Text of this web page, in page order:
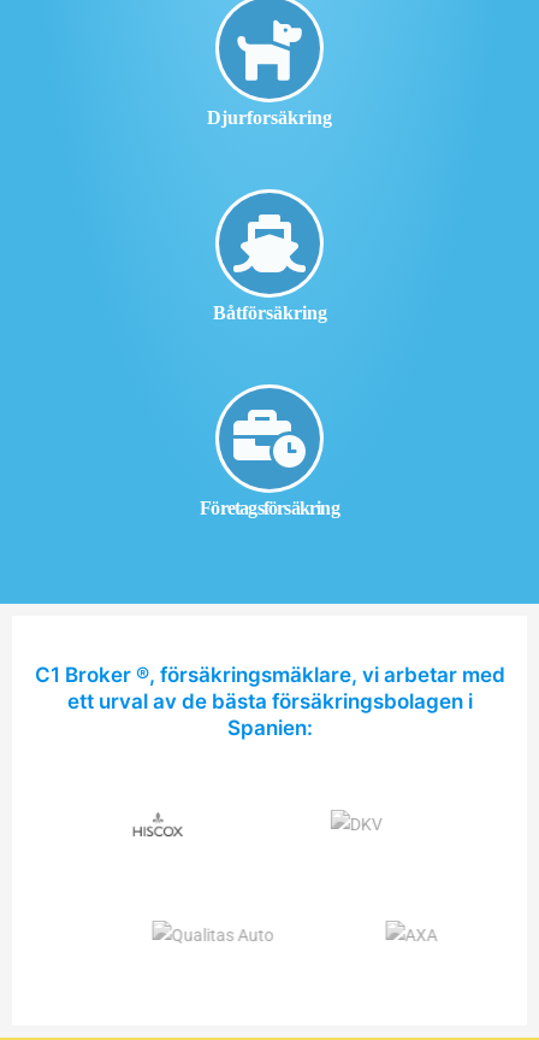
Djurforsäkring
Båtförsäkring
Företagsförsäkring
C1 Broker ®, försäkringsmäklare, vi arbetar med
ett urval av de bästa försäkringsbolagen i
Spanien: